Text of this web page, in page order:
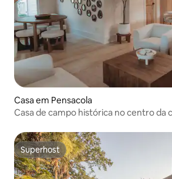
Casa em Pensacola
Casa de campo histórica no centro da
Superhost
Superhost